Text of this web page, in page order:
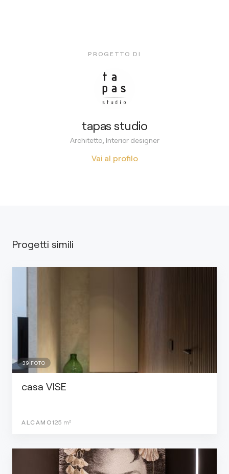
PROGETTO DI
tapas studio
Architetto, Interior designer
Vai al profilo
Progetti simili
39 FOTO
casa VISE
ALCAMO125 m²